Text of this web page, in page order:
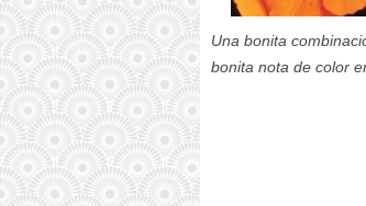
Una bonita
bonita nota de color